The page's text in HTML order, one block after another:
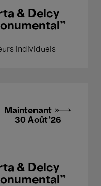
& Delcy
individuels
Maintenant →
30 Août'26
& Delcy